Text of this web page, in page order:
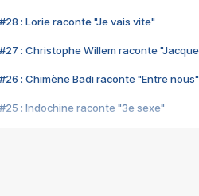
#28 : Lorie raconte "Je vais vite"
#27 : Christophe Willem raconte
#26 : Chimène Badi raconte "Entre nous"
#25 : Indochine raconte "3e sexe"